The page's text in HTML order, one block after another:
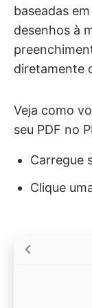
baseadas
desenhos à
diretamente
Veja como
seu PDF no
Carregue
Clique